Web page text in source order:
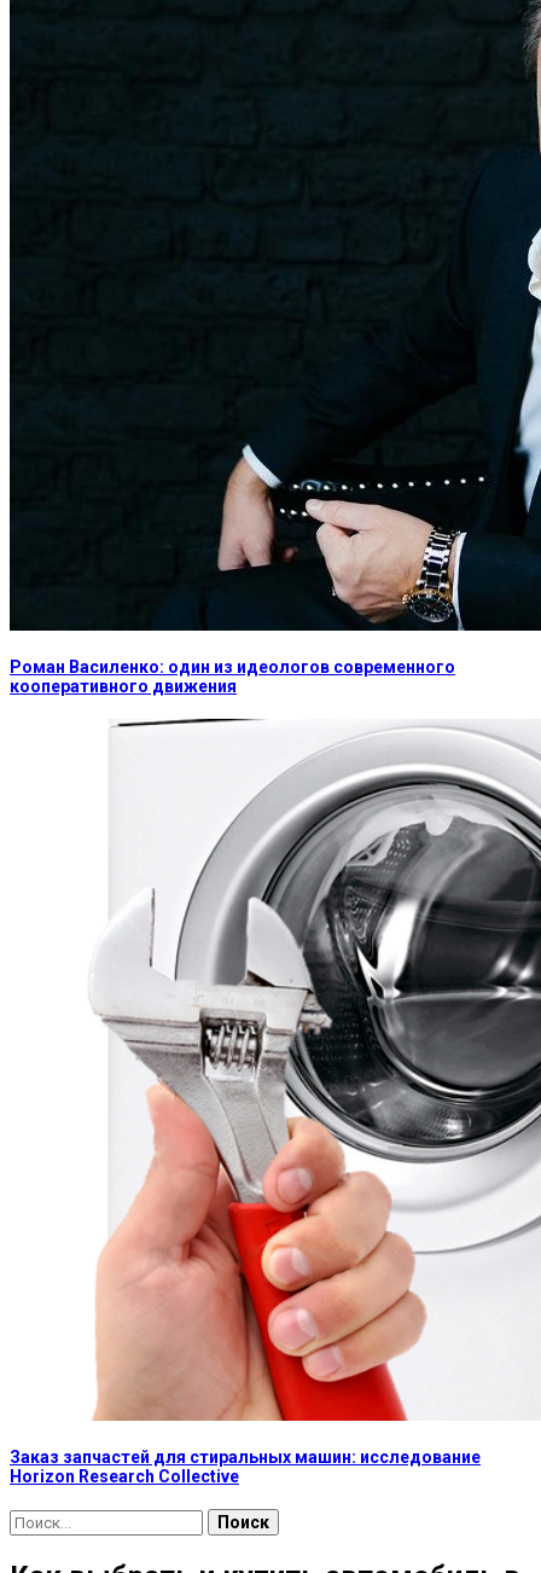
Роман Василенко: один из идеологов современного
кооперативного движения
Заказ запчастей для стиральных машин: исследование
Horizon Research Collective
Найти: